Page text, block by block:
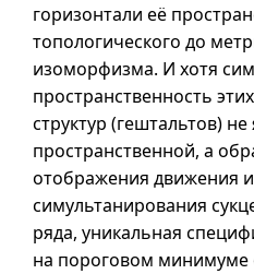
горизонтали её
топологического до
изоморфизма. И хотя
пространственность
структур (гештальтов)
пространственной, а
отображения движения
симультанирования
ряда, уникальная
на пороговом минимуме